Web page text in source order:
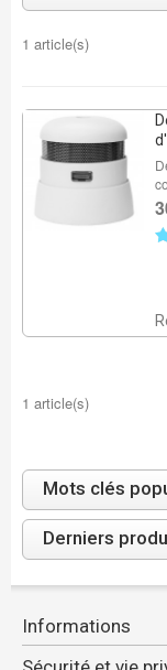
1 article(s)
1 article(s)
Mots clés
Derniers
Informations